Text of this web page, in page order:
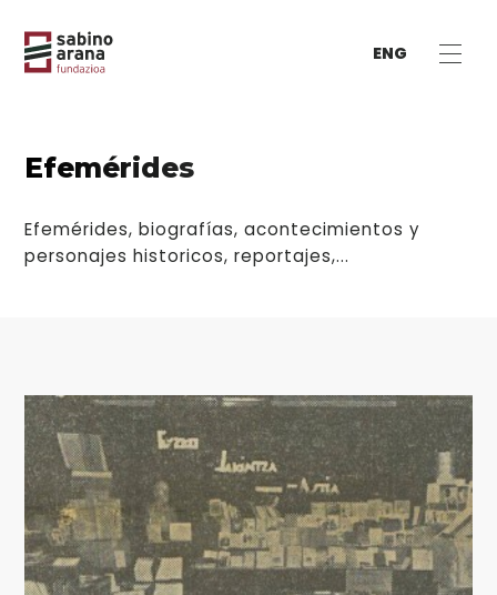
ENG
Efemérides
Efemérides, biografías, acontecimientos y
personajes historicos, reportajes,...